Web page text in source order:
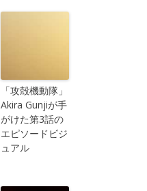
「攻殻機動隊」
Akira Gunjiが手
がけた第3話の
エピソードビジ
ュアル